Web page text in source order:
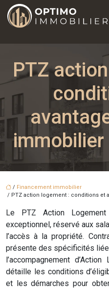
PTZ
/ Financement immobilier
/ PTZ action logement : conditions et
Le PTZ Action
exceptionnel, réservé aux
l’accès à la propriété.
présente des spécificités
l’accompagnement
détaille les conditions
et les démarches pour